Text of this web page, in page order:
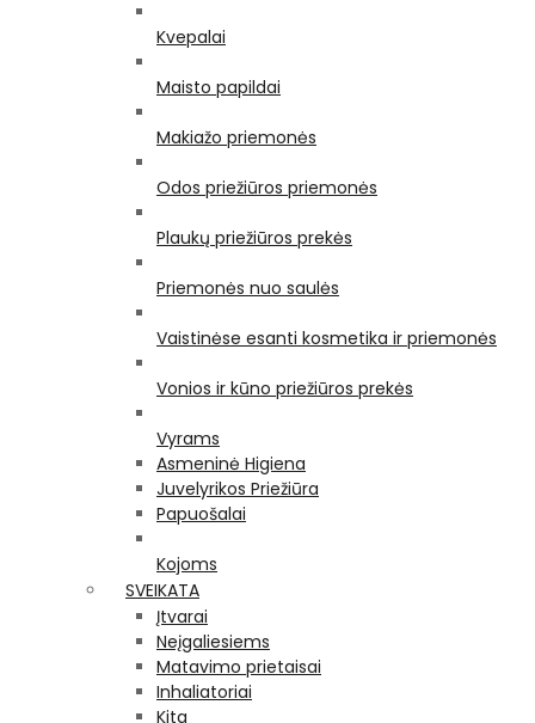
Kvepalai
Maisto papildai
Makiažo priemonės
Odos priežiūros priemonės
Plaukų priežiūros prekės
Priemonės nuo saulės
Vaistinėse esanti kosmetika ir priemonės
Vonios ir kūno priežiūros prekės
Vyrams
Asmeninė Higiena
Juvelyrikos Priežiūra
Papuošalai
Kojoms
SVEIKATA
Įtvarai
Neįgaliesiems
Matavimo prietaisai
Inhaliatoriai
Kita